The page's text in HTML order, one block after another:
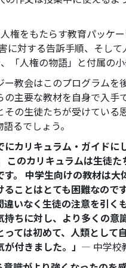
権をもたらす教育パッケ
に対する告訴手順、そし
「人権の物語」と付属の小
ー教会はこのプログラムを
の主要な教材を自身で入手
その生徒たちが受けている
るでしょう。
にカリキュラム・ガイド
このカリキュラムは生徒た
す。 中学生向けの教材は
ることはとても困難なので
違いなく生徒の注意を引く
持ちに対し、より多くの意
っては初めて、人類として
付きました。」 ― 中学校